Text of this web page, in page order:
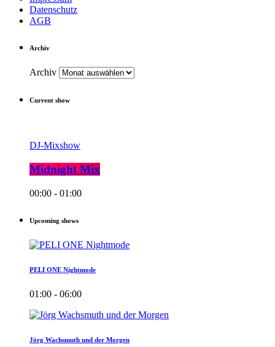
Datenschutz
AGB
Archiv
Archiv
Current show
DJ-Mixshow
Midnight Mix
00:00 - 01:00
Upcoming shows
PELI ONE Nightmode
01:00 - 06:00
Jörg Wachsmuth und der Morgen